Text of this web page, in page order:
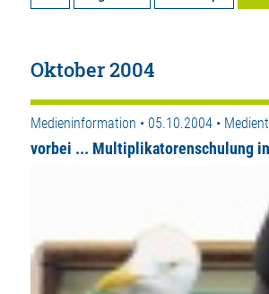
Oktober 2004
Medieninformation • 05.10.2004 •
vorbei ... Multiplikatorenschulung